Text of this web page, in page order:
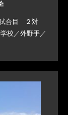
目 ２対
／外野手／